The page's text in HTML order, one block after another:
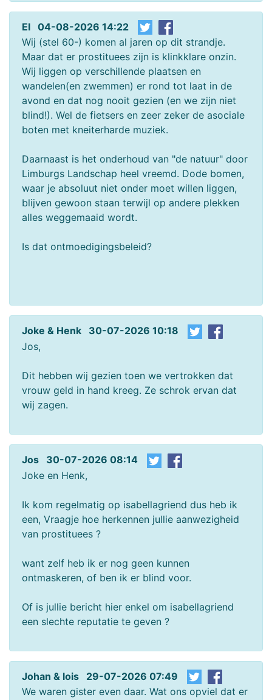
EI 04-08-2026 14:22
Wij (stel 60-) komen al jaren op dit strandje.
Maar dat er prostituees zijn is klinkklare onzin.
Wij liggen op verschillende plaatsen en
wandelen(en zwemmen) er rond tot laat in de
avond en dat nog nooit gezien (en we zijn niet
blind!). Wel de fietsers en zeer zeker de asociale
boten met kneiterharde muziek.
Daarnaast is het onderhoud van "de natuur" door
Limburgs Landschap heel vreemd. Dode bomen,
waar je absoluut niet onder moet willen liggen,
blijven gewoon staan terwijl op andere plekken
alles weggemaaid wordt.
Is dat ontmoedigingsbeleid?
Joke & Henk 30-07-2026 10:18
Jos,
Dit hebben wij gezien toen we vertrokken dat
vrouw geld in hand kreeg. Ze schrok ervan dat
wij zagen.
Jos 30-07-2026 08:14
Joke en Henk,
Ik kom regelmatig op isabellagriend dus heb ik
een, Vraagje hoe herkennen jullie aanwezigheid
van prostituees ?
want zelf heb ik er nog geen kunnen
ontmaskeren, of ben ik er blind voor.
Of is jullie bericht hier enkel om isabellagriend
een slechte reputatie te geven ?
Johan & lois 29-07-2026 07:49
We waren gister even daar. Wat ons opviel dat er